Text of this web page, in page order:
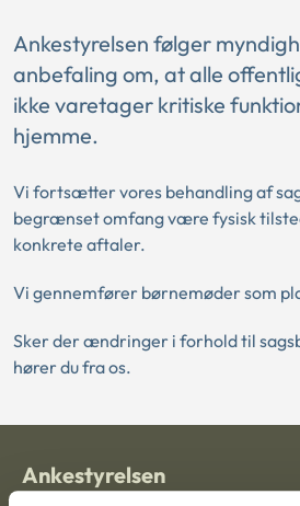
Ankestyrelsen følger
anbefaling om, at alle
ikke varetager kritiske
hjemme.
Vi fortsætter vores behandling af
begrænset omfang være fysisk
konkrete aftaler.
Vi gennemfører børnemøder som
Sker der ændringer i forhold til
hører du fra os.
Ankestyrelsen